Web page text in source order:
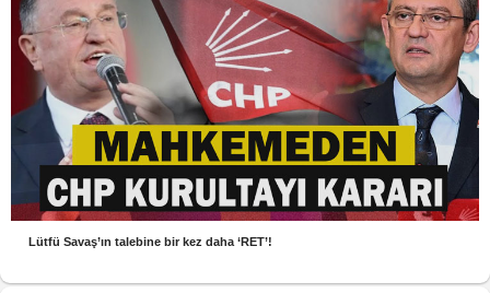
Lütfü Savaş’ın talebine bir kez daha ‘RET’!